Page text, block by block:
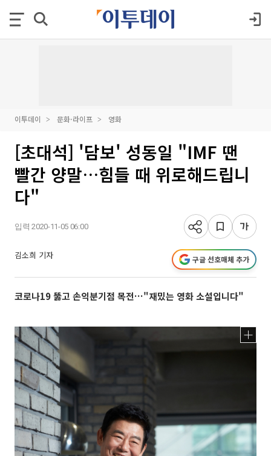
이투데이 문화·라이프 영화
[초대석] '담보' 성동일 "IMF 땐
빨간 양말…힘들 때 위로해드립니
다"
입력 2020-11-05 06:00
김소희 기자 구글 선호매체 추가
코로나19 뚫고 손익분기점 목전…"재밌는 영화 소설입니다"